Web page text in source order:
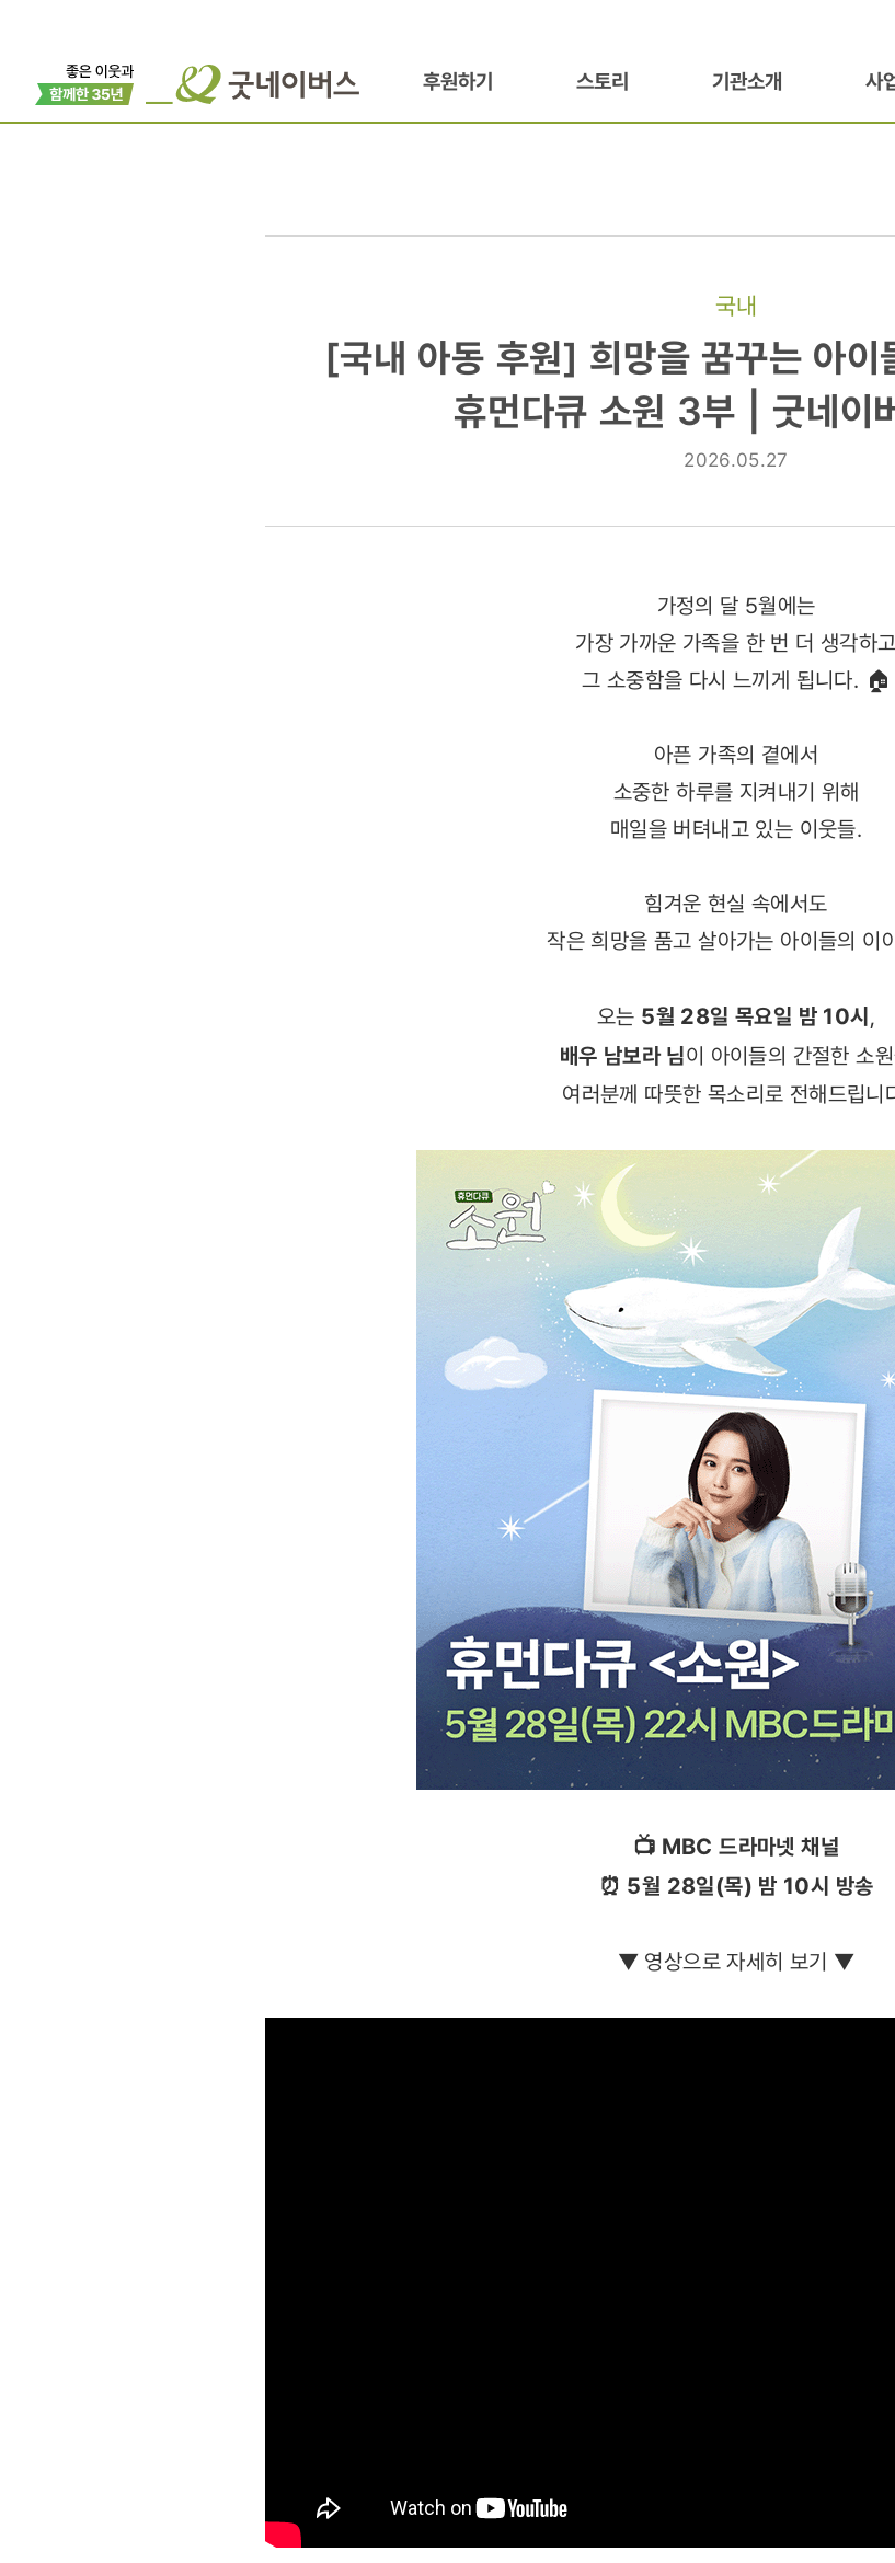
후원하기 스토리 기관소개 사
국내
[국내
희망을
[국내 아동 후원] 희망을 꿈꾸는 아이
휴먼다큐 소원 3부 | 굿네이
2026.05.27
가정의 달 5월에는
가장 가까운 가족을 한 번 더 생각하고
그 소중함을 다시 느끼게 됩니다. 🏠
아픈 가족의 곁에서
소중한 하루를 지켜내기 위해
매일을 버텨내고 있는 이웃들.
힘겨운 현실 속에서도
작은 희망을 품고 살아가는 아이들의 이
오는 5월 28일 목요일 밤 10시 ,
배우 남보라 님이 아이들의 간절한 소
여러분께 따뜻한 목소리로 전해드립니
📺 MBC 드라마넷 채널
⏰ 5월 28일(목) 밤 10시 방송
▼ 영상으로 자세히 보기 ▼